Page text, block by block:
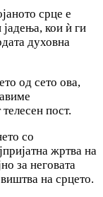
срце е
кои ѝ ги
духовна
од сето ова,
пост.
со
жртва на
за неговата
на срцето.